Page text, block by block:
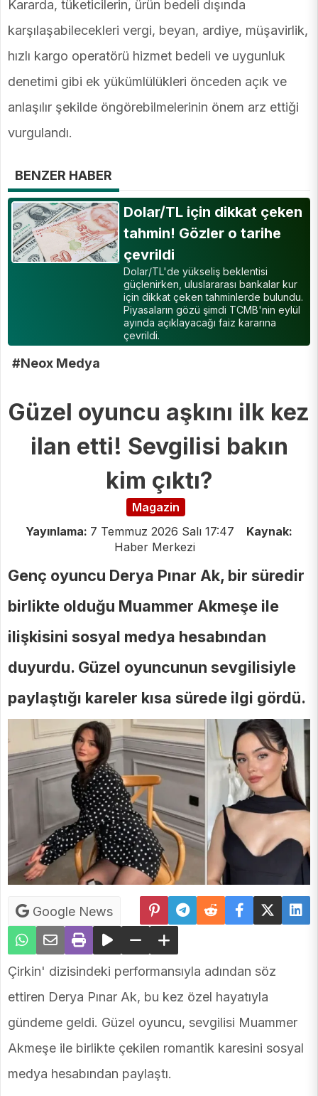
Kararda, tüketicilerin, ürün bedeli dışında
karşılaşabilecekleri vergi, beyan, ardiye, müşavirlik,
hızlı kargo operatörü hizmet bedeli ve uygunluk
denetimi gibi ek yükümlülükleri önceden açık ve
anlaşılır şekilde öngörebilmelerinin önem arz ettiği
vurgulandı.
BENZER HABER
Dolar/TL için dikkat çeken
tahmin! Gözler o tarihe
çevrildi
Dolar/TL'de yükseliş beklentisi
güçlenirken, uluslararası bankalar kur
için dikkat çeken tahminlerde bulundu.
Piyasaların gözü şimdi TCMB'nin eylül
ayında açıklayacağı faiz kararına
çevrildi.
#Neox Medya
Güzel oyuncu aşkını ilk kez
ilan etti! Sevgilisi bakın
kim çıktı?
Magazin
Yayınlama: 7 Temmuz 2026 Salı 17:47
Kaynak:
Haber Merkezi
Genç oyuncu Derya Pınar Ak, bir süredir
birlikte olduğu Muammer Akmeşe ile
ilişkisini sosyal medya hesabından
duyurdu. Güzel oyuncunun sevgilisiyle
paylaştığı kareler kısa sürede ilgi gördü.
Google News
Çirkin' dizisindeki performansıyla adından söz
ettiren Derya Pınar Ak, bu kez özel hayatıyla
gündeme geldi. Güzel oyuncu, sevgilisi Muammer
Akmeşe ile birlikte çekilen romantik karesini sosyal
medya hesabından paylaştı.